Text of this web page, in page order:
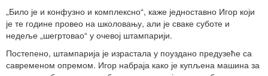
„Било је и конфузно и комплексно“, каже једноставно Игор који
је те године провео на школовању, али је сваке суботе и
недеље „шегртовао“ у очевој штампарији.
Постепено, штампарија је израстала у поуздано предузеће са
савременом опремом. Игор набраја како је купљена машина за